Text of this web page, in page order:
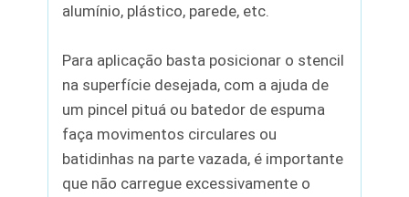
alumínio, plástico, parede, etc.
Para aplicação basta posicionar o stencil
na superfície desejada, com a ajuda de
um pincel pituá ou batedor de espuma
faça movimentos circulares ou
batidinhas na parte vazada, é importante
que não carregue excessivamente o